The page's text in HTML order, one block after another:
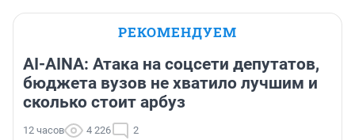
РЕКОМЕНДУЕМ
AI-AINA: Атака на соцсети депутатов,
бюджета вузов не хватило лучшим и
сколько стоит арбуз
12 часов 4 226 2